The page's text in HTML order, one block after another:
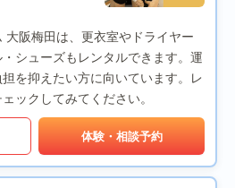
大阪梅田は、更衣室やドライヤー
シューズもレンタルできます。運
を抑えたい方に向いています。レ
ックしてみてください。
体験・相談予約